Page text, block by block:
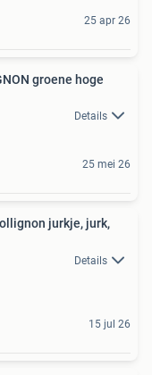
25 apr 26
groene hoge
Details
25 mei 26
jurkje, jurk,
Details
15 jul 26